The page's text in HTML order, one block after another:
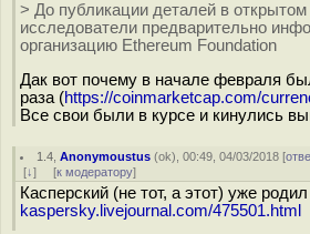
> До публикации деталей в открытом
исследователи предварительно
организацию Ethereum Foundation
Дак вот почему в начале февраля
раза (https://coinmarketcap.com/
Все свои были в курсе и кинулись
1.4 ,Anonymoustus (ok), 00:49, 04/03/2018 [
[↓] [к модератору]
Касперский (не тот, а этот) уже
kaspersky.livejournal.com/475501.html